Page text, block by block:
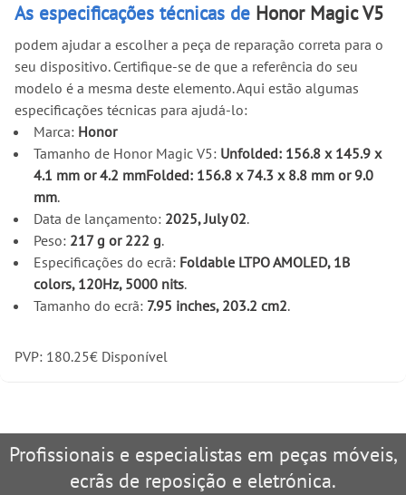
As especificações técnicas de Honor Magic V5
podem ajudar a escolher a peça de reparação correta para o
seu dispositivo. Certifique-se de que a referência do seu
modelo é a mesma deste elemento. Aqui estão algumas
especificações técnicas para ajudá-lo:
Marca: Honor
Tamanho de Honor Magic V5: Unfolded: 156.8 x 145.9 x
4.1 mm or 4.2 mmFolded: 156.8 x 74.3 x 8.8 mm or 9.0
mm.
Data de lançamento: 2025, July 02.
Peso: 217 g or 222 g.
Especificações do ecrã: Foldable LTPO AMOLED, 1B
colors, 120Hz, 5000 nits.
Tamanho do ecrã: 7.95 inches, 203.2 cm2.
PVP: 180.25€ Disponível
Profissionais e especialistas em peças móveis,
ecrãs de reposição e eletrónica.